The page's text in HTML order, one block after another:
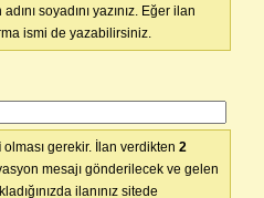
soyadını yazınız. Eğer ilan
ismi de yazabilirsiniz.
olması gerekir. İlan verdikten 2
mesajı gönderilecek ve gelen
ilanınız sitede